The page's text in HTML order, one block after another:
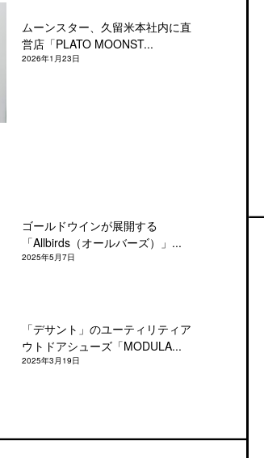
ムーンスター、久留米本社内に直
営店「PLATO MOONST...
2026年1月23日
ゴールドウインが展開する
「Allbirds（オールバーズ）」...
2025年5月7日
「デサント」のユーティリティア
ウトドアシューズ「MODULA...
2025年3月19日